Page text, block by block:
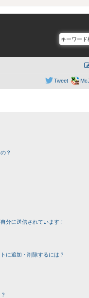
Tweet
？
分に送信されています！
に追加・削除するには？